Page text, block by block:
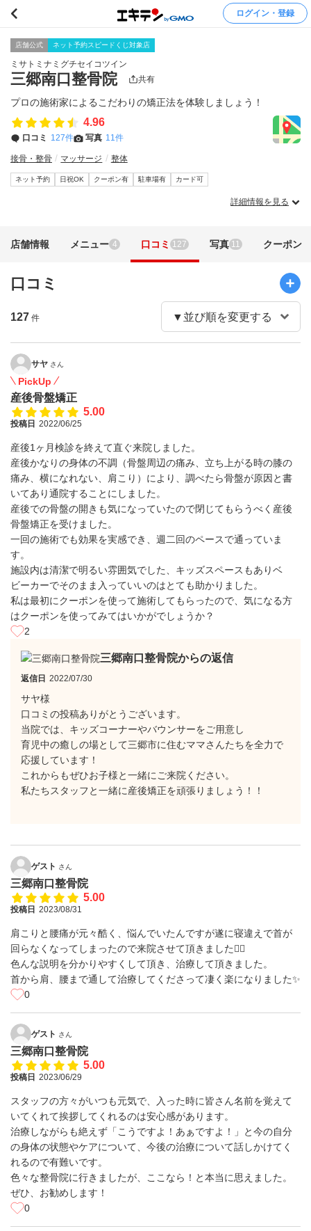
ログイン・登録
店舗公式 ネット予約スピードくじ対象店
ミサトミナミグチセイコツイン
三郷南口整骨院 共有
プロの施術家によるこだわりの矯正法を体験しましょう！
4.96
口コミ 127件 写真 11件
接骨・整骨 マッサージ 整体
ネット予約 日祝OK クーポン有 駐車場有 カード可
詳細情報を見る
店舗情報 メニュー 4 口コミ 127 写真 11 クーポン
口コミ
127 件
サヤ さん
PickUp
産後骨盤矯正
5.00
投稿日 2022/06/25
産後1ヶ月検診を終えて直ぐ来院しました。
産後かなりの身体の不調（骨盤周辺の痛み、立ち上がる時の膝の
痛み、横になれない、肩こり）により、調べたら骨盤が原因と書
いてあり通院することにしました。
産後での骨盤の開きも気になっていたので閉じてもらうべく産後
骨盤矯正を受けました。
一回の施術でも効果を実感でき、週二回のペースで通っていま
す。
施設内は清潔で明るい雰囲気でした、キッズスペースもありベ
ビーカーでそのまま入っていいのはとても助かりました。
私は最初にクーポンを使って施術してもらったので、気になる方
はクーポンを使ってみてはいかがでしょうか？
2
三郷南口整骨院からの返信
返信日 2022/07/30
サヤ様
口コミの投稿ありがとうございます。
当院では、キッズコーナーやバウンサーをご用意し
育児中の癒しの場として三郷市に住むママさんたちを全力で
応援しています！
これからもぜひお子様と一緒にご来院ください。
私たちスタッフと一緒に産後矯正を頑張りましょう！！
ゲスト さん
三郷南口整骨院
5.00
投稿日 2023/08/31
肩こりと腰痛が元々酷く、悩んでいたんですが遂に寝違えで首が
回らなくなってしまったので来院させて頂きました🙇‍♀️
色んな説明を分かりやすくして頂き、治療して頂きました。
首から肩、腰まで通して治療してくださって凄く楽になりました✨
0
ゲスト さん
三郷南口整骨院
5.00
投稿日 2023/06/29
スタッフの方々がいつも元気で、入った時に皆さん名前を覚えて
いてくれて挨拶してくれるのは安心感があります。
治療しながらも絶えず「こうですよ！あぁですよ！」と今の自分
の身体の状態やケアについて、今後の治療について話しかけてく
れるので有難いです。
色々な整骨院に行きましたが、ここなら！と本当に思えました。
ぜひ、お勧めします！
0